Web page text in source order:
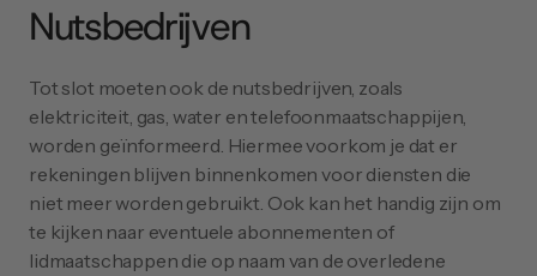
Nutsbedrijven
Tot slot moeten ook de nutsbedrijven, zoals
elektriciteit, gas, water en telefoonmaatschappijen,
worden geïnformeerd. Hiermee voorkom je dat er
rekeningen blijven binnenkomen voor diensten die
niet meer worden gebruikt. Ook kan het handig zijn om
te kijken naar eventuele abonnementen of
lidmaatschappen die op naam van de overledene